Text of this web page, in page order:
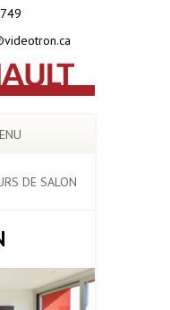
DE SALON